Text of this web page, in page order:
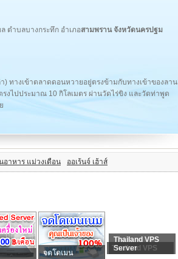
ำบลบางกระทึก อำเภอสามพราน จังหวัดนครปฐม
) ทางเข้าตลาดดอนหวายอยู่ตรงข้ามกับทางเข้าของลาน
งไปประมาณ 10 กิโลเมตร ผ่านวัดไร่ขิง และวัดท่าพูด
อาหาร แม่วงเดือน ออเร้นจ์ เฮ้าส์
จดโดเมน
Thailand VPS
Thailand VPS
Server